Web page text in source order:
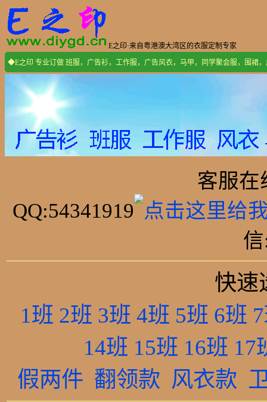
E之印·来自粤港澳大湾区的衣服定制专家
◆E之印 专业订做 班服，广告衫，工作服，广告风衣，马甲，同学聚会服，围裙
客服在
QQ:54341919
快速
1班 2班 3班 4班 5班 6班
14班 15班 16班 17
假两件 翻领款 风衣款